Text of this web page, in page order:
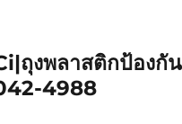
ถุงพลาสติกป้องกัน
4988